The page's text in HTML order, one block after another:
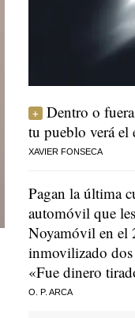
Dentro o
tu pueblo verá el
XAVIER FONSECA
Pagan la última
automóvil que
Noyamóvil en el
inmovilizado dos
«Fue dinero
O. P. ARCA